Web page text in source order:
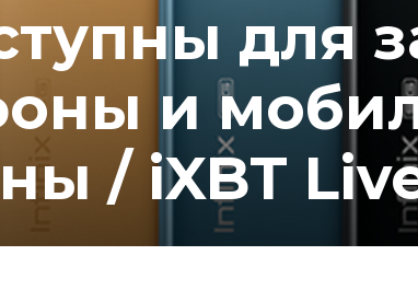
для
и
/ iXBT